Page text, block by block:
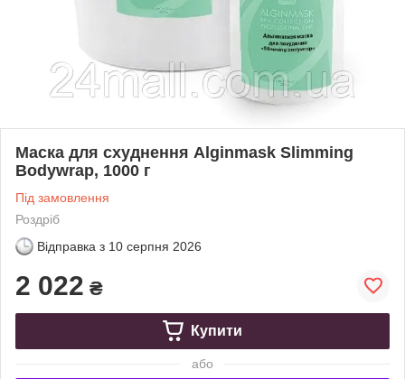
Маска для схуднення Alginmask Slimming
Bodywrap, 1000 г
Під замовлення
Роздріб
Відправка з 10 серпня 2026
2 022 ₴
Купити
або